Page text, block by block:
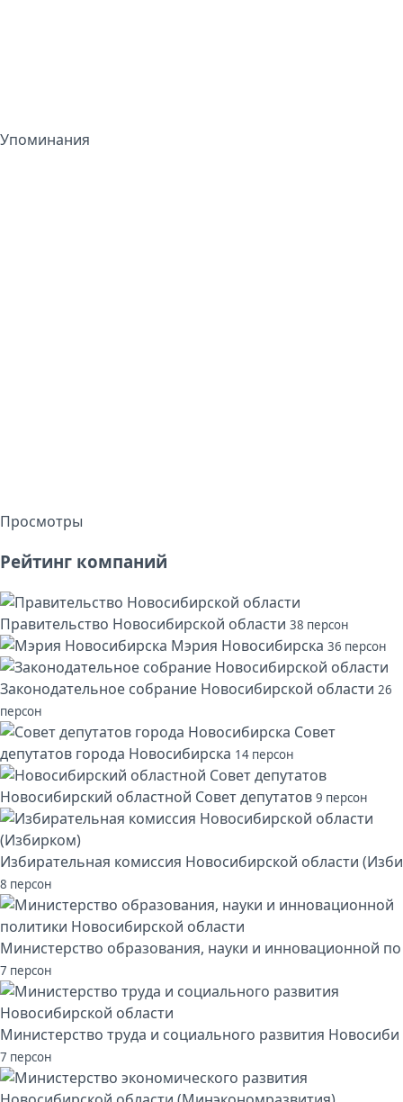
Упоминания
Просмотры
Рейтинг компаний
Правительство Новосибирской области 38 персон
Мэрия Новосибирска 36 персон
Законодательное собрание Новосибирской области 26
персон
Совет
депутатов города Новосибирска 14 персон
Новосибирский областной Совет депутатов 9 персон
Избирательная комиссия Новосибирской области (Изби
8 персон
Министерство образования, науки и инновационной по
7 персон
Министерство труда и социального развития Новосиби
7 персон